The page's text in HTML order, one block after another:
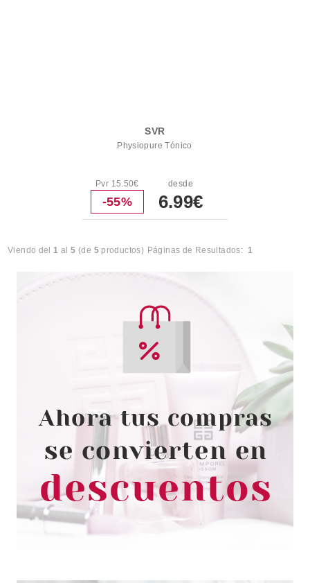
SVR
Physiopure Tónico
Pvr 15.50€
-55%
desde
6.99€
Viendo del1 al5 (de 5productos) Páginas de Resultados: 1